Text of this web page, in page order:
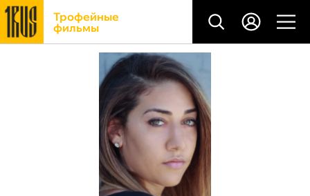
Трофейные
фильмы